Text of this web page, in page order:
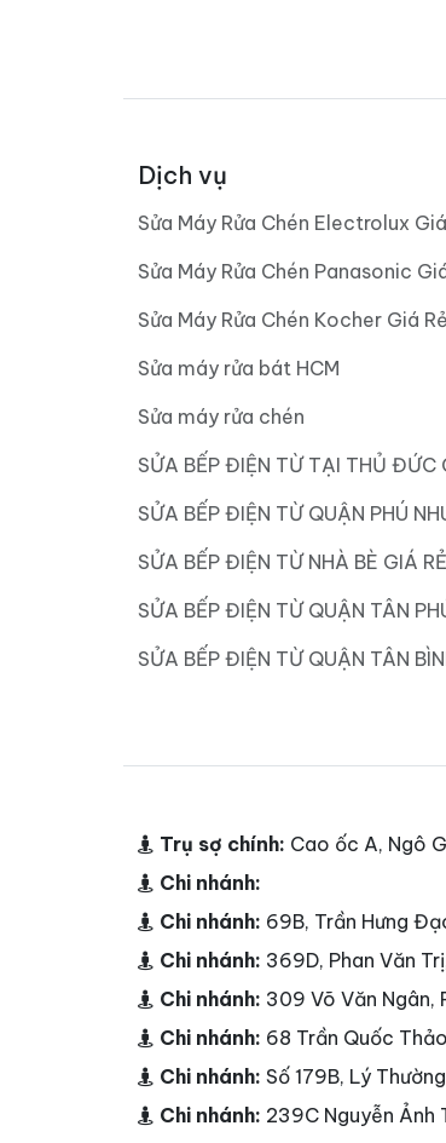
Dịch vụ
Sửa Máy Rửa Chén Electrolux
Sửa Máy Rửa Chén Panasonic
Sửa Máy Rửa Chén Kocher Giá
Sửa máy rửa bát HCM
Sửa máy rửa chén
SỬA BẾP ĐIỆN TỪ TẠI THỦ ĐỨC
SỬA BẾP ĐIỆN TỪ QUẬN PHÚ
SỬA BẾP ĐIỆN TỪ NHÀ BÈ GIÁ RẺ
SỬA BẾP ĐIỆN TỪ QUẬN TÂN
SỬA BẾP ĐIỆN TỪ QUẬN TÂN
Trụ sợ chính: Cao ốc A, Ngô
Chi nhánh:
Chi nhánh: 69B, Trần Hưng
Chi nhánh: 369D, Phan Văn
Chi nhánh: 309 Võ Văn Ngân,
Chi nhánh: 68 Trần Quốc
Chi nhánh: Số 179B, Lý
Chi nhánh: 239C Nguyễn Ảnh